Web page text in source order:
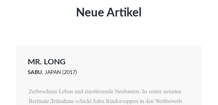
Neue Artikel
MR. LONG
SABU, JAPAN (2017)
Zerbrochene Leben und einstürzende Neubauten: In seiner neunten
Berlinale-Teilnahme schickt Sabu Rindersuppen in den Wettbewerb.